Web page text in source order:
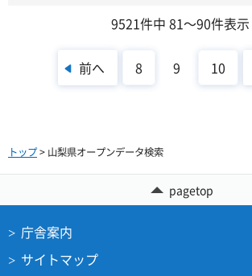
9521件中 81～90件表示
前へ 8 9 10
トップ> 山梨県オープンデータ検索
pagetop
庁舎案内
サイトマップ